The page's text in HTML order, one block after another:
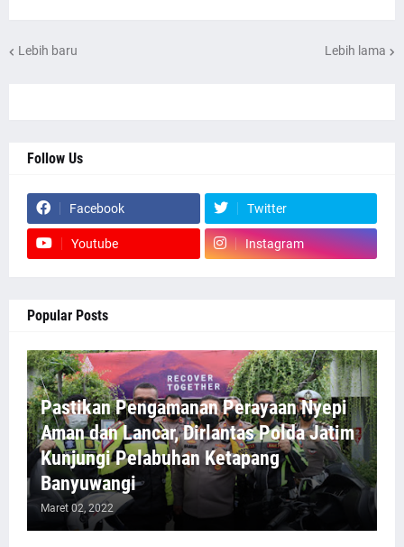
Lebih baru Lebih lama
Follow Us
Facebook Twitter
Youtube Instagram
Popular Posts
Pastikan Pengamanan Perayaan Nyepi
Aman dan Lancar, Dirlantas Polda Jatim
Kunjungi Pelabuhan Ketapang
Banyuwangi
Maret 02, 2022